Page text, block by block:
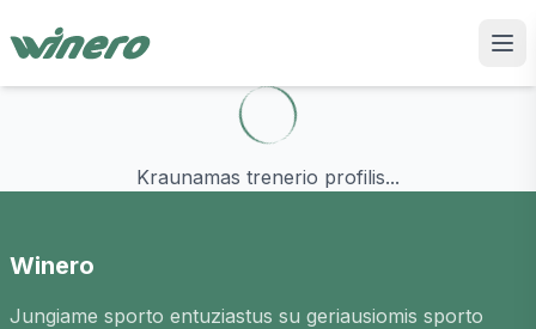
Kraunamas trenerio profilis...
Winero
Jungiame sporto entuziastus su geriausiomis sporto